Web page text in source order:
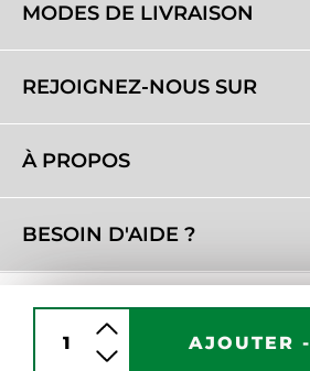
AJOUTER -
MODES DE LIVRAISON
REJOIGNEZ-NOUS SUR
À PROPOS
BESOIN D'AIDE ?